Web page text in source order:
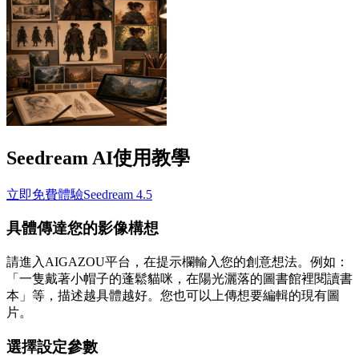
Seedream AI使用教學
立即免費體驗Seedream 4.5
具體傳達您的影像構想
請進入AIGAZOU平台，在提示欄輸入您的創意想法。例如：
「一隻戴著小帽子的蓬鬆貓咪，在陽光灑落的圖書館裡閱讀書
本」等，描述越具體越好。您也可以上傳想要編輯的現有圖
片。
選擇設定參數